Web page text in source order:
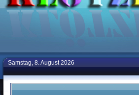
Samstag, 8. August 2026